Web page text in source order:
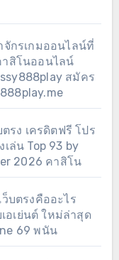
กรเกมออนไลน์ที่
าสิโนออนไลน์
สมัคร
รง เครดิตฟรี โปร
ล่น Top 93 by
2026 คาสิโน
บตรงคืออะไร
อเย่นต์ ใหม่ล่าสุด
69 พนัน